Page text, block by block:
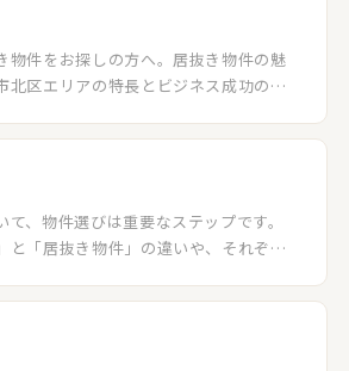
物件をお探しの方へ。居抜き物件の魅
北区エリアの特長とビジネス成功のた
、物件選びは重要なステップです。
と「居抜き物件」の違いや、それぞれ